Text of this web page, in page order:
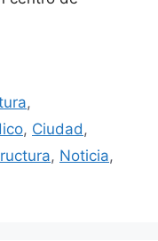
,
, Ciudad ,
, Noticia,